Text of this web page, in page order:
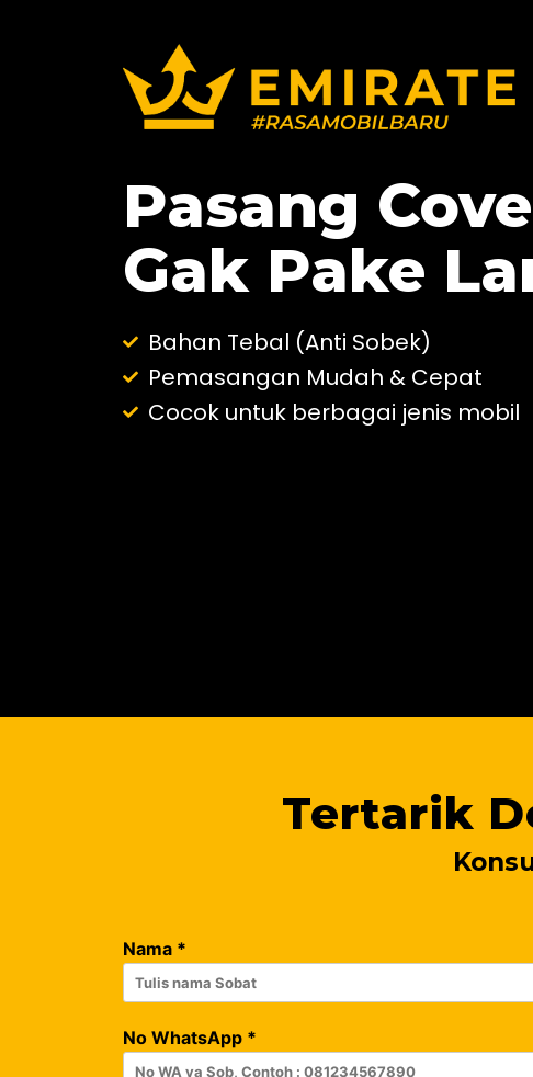
Pasang
Gak Pake
Bahan Tebal (Anti Sobek)
Pemasangan Mudah & Cepat
Cocok untuk berbagai jenis mobil
Tertarik
Nama *
No WhatsApp *